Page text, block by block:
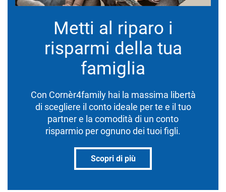
Metti al riparo i
risparmi della tua
famiglia
Con Cornèr4family hai la massima libertà
di scegliere il conto ideale per te e il tuo
partner e la comodità di un conto
risparmio per ognuno dei tuoi figli.
Scopri di più